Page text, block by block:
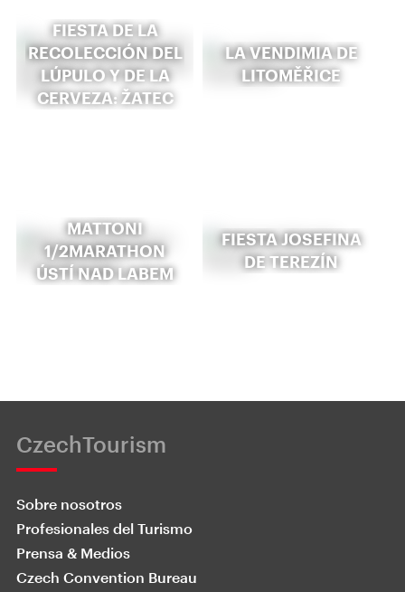
FIESTA DE LA
RECOLECCIÓN DEL
LÚPULO Y DE LA
CERVEZA: ŽATEC
LA VENDIMIA DE
LITOMĚŘICE
MATTONI
1/2MARATHON
ÚSTÍ NAD LABEM
FIESTA JOSEFINA
DE TEREZÍN
CzechTourism
Sobre nosotros
Profesionales del Turismo
Prensa & Medios
Czech Convention Bureau